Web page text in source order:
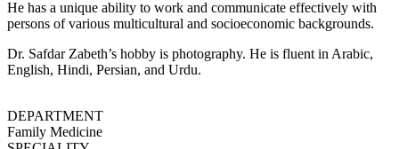
He has a unique ability to work and communicate effectively with
persons of various multicultural and socioeconomic backgrounds.
Dr. Safdar Zabeth’s hobby is photography. He is fluent in Arabic,
English, Hindi, Persian, and Urdu.
DEPARTMENT
Family Medicine